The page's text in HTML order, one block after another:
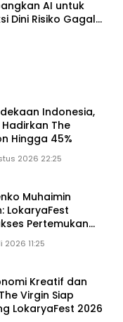
AI untuk
Dini Risiko Gagal
Indonesia,
The
Hingga 45%
2026 22:25
Muhaimin
Pertemukan
2026 11:25
Kreatif dan
Virgin Siap
LokaryaFest 2026